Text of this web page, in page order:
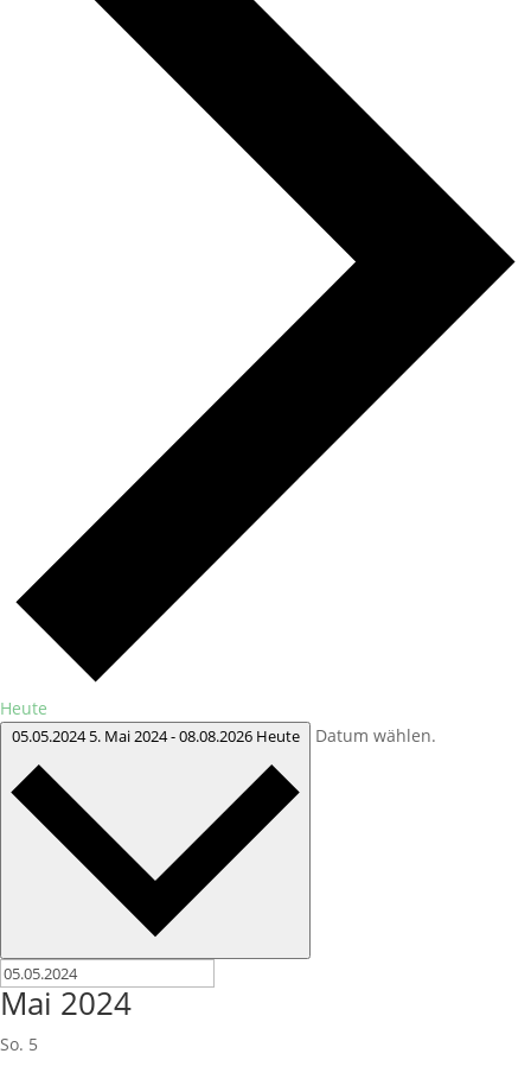
Heute
05.05.20245. Mai 2024-08.08.2026 Heute Datum wählen.
Mai 2024
So. 5